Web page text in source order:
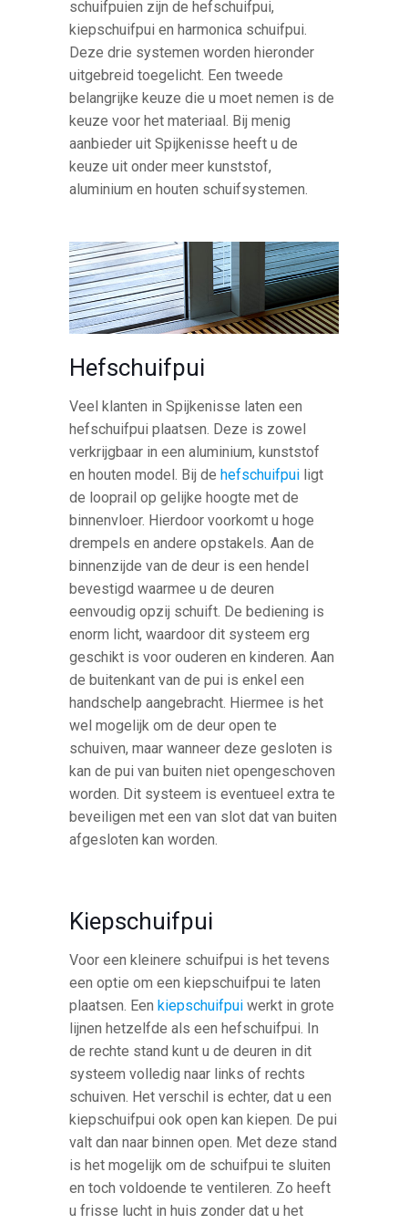
schuifpuien zijn de hefschuifpui,
kiepschuifpui en harmonica schuifpui.
Deze drie systemen worden hieronder
uitgebreid toegelicht. Een tweede
belangrijke keuze die u moet nemen is de
keuze voor het materiaal. Bij menig
aanbieder uit Spijkenisse heeft u de
keuze uit onder meer kunststof,
aluminium en houten schuifsystemen.
Hefschuifpui
Veel klanten in Spijkenisse laten een
hefschuifpui plaatsen. Deze is zowel
verkrijgbaar in een aluminium, kunststof
en houten model. Bij de hefschuifpui ligt
de looprail op gelijke hoogte met de
binnenvloer. Hierdoor voorkomt u hoge
drempels en andere opstakels. Aan de
binnenzijde van de deur is een hendel
bevestigd waarmee u de deuren
eenvoudig opzij schuift. De bediening is
enorm licht, waardoor dit systeem erg
geschikt is voor ouderen en kinderen. Aan
de buitenkant van de pui is enkel een
handschelp aangebracht. Hiermee is het
wel mogelijk om de deur open te
schuiven, maar wanneer deze gesloten is
kan de pui van buiten niet opengeschoven
worden. Dit systeem is eventueel extra te
beveiligen met een van slot dat van buiten
afgesloten kan worden.
Kiepschuifpui
Voor een kleinere schuifpui is het tevens
een optie om een kiepschuifpui te laten
plaatsen. Een kiepschuifpui werkt in grote
lijnen hetzelfde als een hefschuifpui. In
de rechte stand kunt u de deuren in dit
systeem volledig naar links of rechts
schuiven. Het verschil is echter, dat u een
kiepschuifpui ook open kan kiepen. De pui
valt dan naar binnen open. Met deze stand
is het mogelijk om de schuifpui te sluiten
en toch voldoende te ventileren. Zo heeft
u frisse lucht in huis zonder dat u het